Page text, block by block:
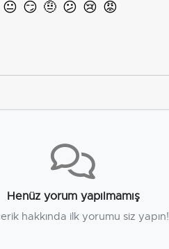
😐 😏 🤨 😕 😢 😡
Henüz yorum yapılmamış
hakkında ilk yorumu siz yapın!